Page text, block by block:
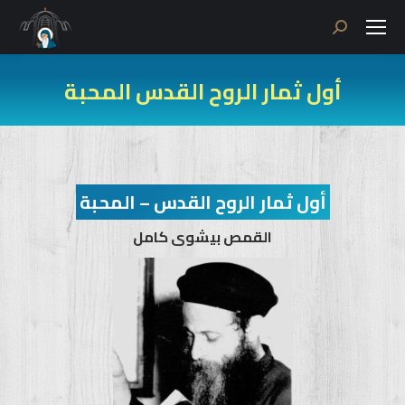
Search:
أول ثمار الروح القدس المحبة
أول ثمار الروح القدس – المحبة
القمص بيشوى كامل